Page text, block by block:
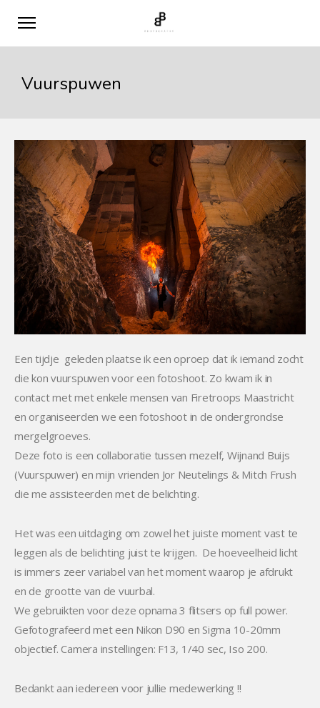
Vuurspuwen
Een tijdje geleden plaatse ik een oproep dat ik iemand zocht
die kon vuurspuwen voor een fotoshoot. Zo kwam ik in
contact met met enkele mensen van Firetroops Maastricht
en organiseerden we een fotoshoot in de ondergrondse
mergelgroeves.
Deze foto is een collaboratie tussen mezelf, Wijnand Buijs
(Vuurspuwer) en mijn vrienden Jor Neutelings & Mitch Frush
die me assisteerden met de belichting.
Het was een uitdaging om zowel het juiste moment vast te
leggen als de belichting juist te krijgen. De hoeveelheid licht
is immers zeer variabel van het moment waarop je afdrukt
en de grootte van de vuurbal.
We gebruikten voor deze opnama 3 flitsers op full power.
Gefotografeerd met een Nikon D90 en Sigma 10-20mm
objectief. Camera instellingen: F13, 1/40 sec, Iso 200.
Bedankt aan iedereen voor jullie medewerking !!